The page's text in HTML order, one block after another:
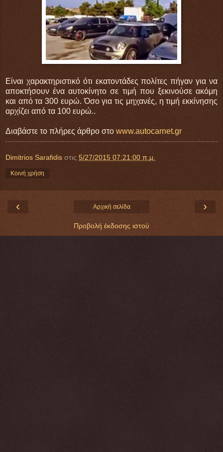
Είναι χαρακτηριστικό ότι εκατοντάδες πολίτες πήγαν για να
αποκτήσουν ένα αυτοκίνητο σε τιμή που ξεκινούσε ακόμη
και από τα 300 ευρώ. Όσο για τις μηχανές, η τιμή εκκίνησης
αρχίζει από τα 100 ευρώ..
Διαβάστε το πλήρες άρθρο στο www.autocarnet.gr
Dimitrios Sarafidis στις 5/27/2015 07:21:00 π.μ.
Κοινή χρήση
‹ ›
Αρχική σελίδα
Προβολή έκδοσης ιστού